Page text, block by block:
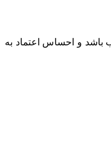
باشد و احساس اعتماد به